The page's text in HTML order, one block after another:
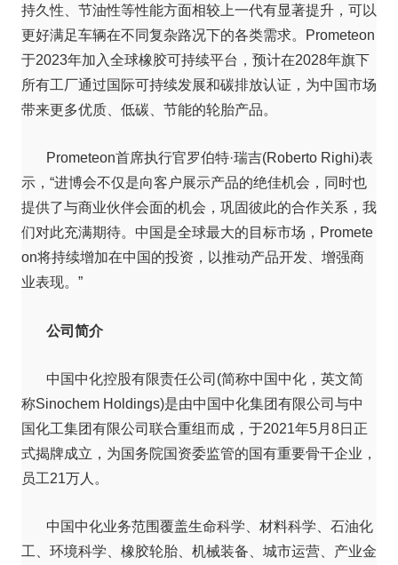
持久性、节油性等性能方面相较上一代有显著提升，可以
更好满足车辆在不同复杂路况下的各类需求。Prometeon
于2023年加入全球橡胶可持续平台，预计在2028年旗下
所有工厂通过国际可持续发展和碳排放认证，为中国市场
带来更多优质、低碳、节能的轮胎产品。
Prometeon首席执行官罗伯特·瑞吉(Roberto Righi)表
示，“进博会不仅是向客户展示产品的绝佳机会，同时也
提供了与商业伙伴会面的机会，巩固彼此的合作关系，我
们对此充满期待。中国是全球最大的目标市场，Promete
on将持续增加在中国的投资，以推动产品开发、增强商
业表现。”
公司简介
中国中化控股有限责任公司(简称中国中化，英文简
称Sinochem Holdings)是由中国中化集团有限公司与中
国化工集团有限公司联合重组而成，于2021年5月8日正
式揭牌成立，为国务院国资委监管的国有重要骨干企业，
员工21万人。
中国中化业务范围覆盖生命科学、材料科学、石油化
工、环境科学、橡胶轮胎、机械装备、城市运营、产业金